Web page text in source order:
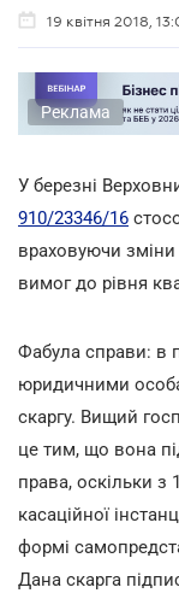
19 квітня 2018,
Реклама
У березні
910/23346/16
враховуючи
вимог до рівня
Фабула справи: в
юридичними
скаргу. Вищий
це тим, що вона
права, оскільки з
касаційної
формі
Дана скарга